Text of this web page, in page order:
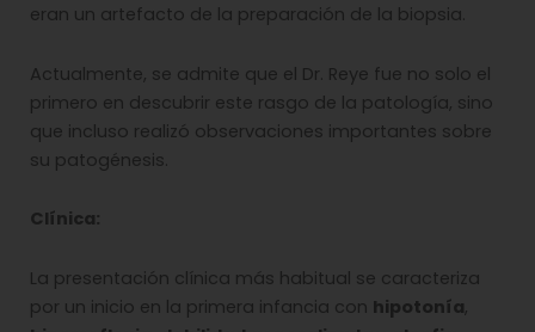
eran un artefacto de la preparación de la biopsia.
Actualmente, se admite que el Dr. Reye fue no solo el
primero en descubrir este rasgo de la patología, sino
que incluso realizó observaciones importantes sobre
su patogénesis.
Clínica:
La presentación clínica más habitual se caracteriza
por un inicio en la primera infancia con hipotonía,